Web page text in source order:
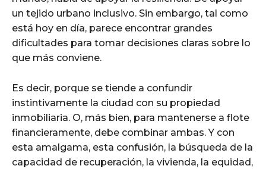
un tejido urbano inclusivo. Sin embargo, tal como
está hoy en día, parece encontrar grandes
dificultades para tomar decisiones claras sobre lo
que más conviene.
Es decir, porque se tiende a confundir
instintivamente la ciudad con su propiedad
inmobiliaria. O, más bien, para mantenerse a flote
financieramente, debe combinar ambas. Y con
esta amalgama, esta confusión, la búsqueda de la
capacidad de recuperación, la vivienda, la equidad,